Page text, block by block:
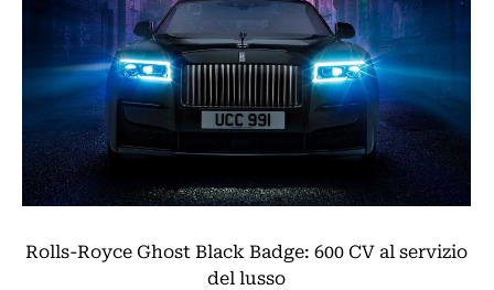
Rolls-Royce Ghost Black Badge: 600 CV al servizio
del lusso